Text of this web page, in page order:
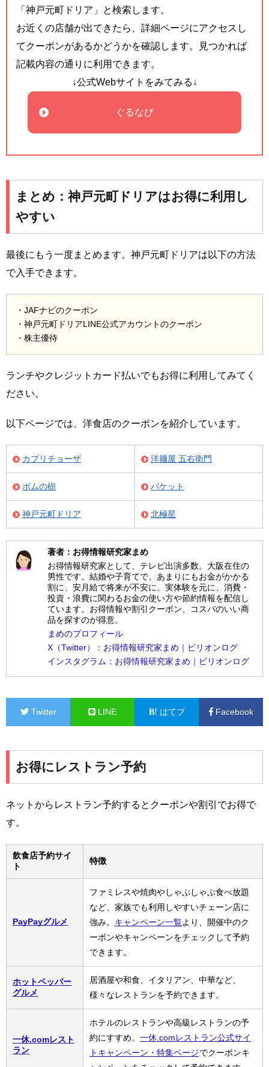
「神戸元町ドリア」と検索します。
お近くの店舗が出てきたら、詳細ページにアクセスし
てクーポンがあるかどうかを確認します。見つかれば
記載内容の通りに利用できます。
↓公式Webサイトをみてみる↓
ぐるなび
まとめ：神戸元町ドリアはお得に利用し
やすい
最後にもう一度まとめます。神戸元町ドリアは以下の方法
で入手できます。
・JAFナビのクーポン
・神戸元町ドリアLINE公式アカウントのクーポン
・株主優待
ランチやクレジットカード払いでもお得に利用してみてく
ださい。
以下ページでは、洋食店のクーポンを紹介しています。
カプリチョーザ 洋麺屋 五右衛門
ポムの樹 バケット
神戸元町ドリア 北極星
著者：お得情報研究家まめ
お得情報研究家として、テレビ出演多数。大阪在住の
男性です。結婚や子育てで、あまりにもお金がかかる
割に、安月給で将来が不安に。実体験を元に、消費・
投資・浪費に関わるお金の使い方や節約情報を配信し
ています。お得情報や割引クーポン、コスパのいい商
品を探すのが得意。
まめのプロフィール
X（Twitter）：お得情報研究家まめ｜ビリオンログ
インスタグラム：お得情報研究家まめ｜ビリオンログ
Twitter LINE はてブ Facebook
お得にレストラン予約
ネットからレストラン予約するとクーポンや割引でお得で
す。
飲食店予約サイ
ト
特徴
PayPayグルメ
ファミレスや焼肉やしゃぶしゃぶ食べ放題
など、家族でも利用しやすいチェーン店に
強み。 キャンペーン一覧より、開催中のク
ーポンやキャンペーンをチェックして予約
できます。
ホットペッパー
グルメ
居酒屋や和食、イタリアン、中華など、
様々なレストランを予約できます。
一休.comレスト
ラン
ホテルのレストランや高級レストランの予
約にすすめ。 一休.comレストラン公式サイ
トキャンペーン・特集ページでクーポンキ